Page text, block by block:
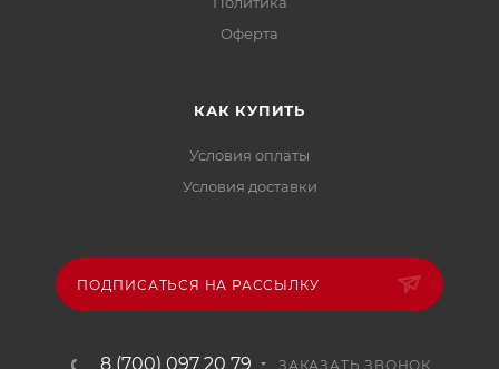
Офертa
КАК КУПИТЬ
Условия оплаты
Условия доставки
ПОДПИСАТЬСЯ НА РАССЫЛКУ
8 (700) 097 20 79 ЗАКАЗАТЬ ЗВОНОК